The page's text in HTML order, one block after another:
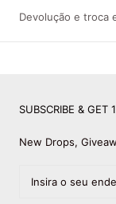
Devolução e troca
SUBSCRIBE & GET
New Drops,